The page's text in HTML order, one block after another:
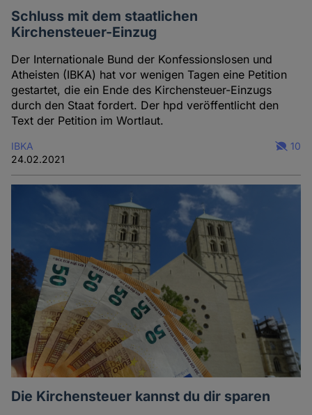
Schluss mit dem staatlichen
Kirchensteuer-Einzug
Der Internationale Bund der Konfessionslosen und
Atheisten (IBKA) hat vor wenigen Tagen eine Petition
gestartet, die ein Ende des Kirchensteuer-Einzugs
durch den Staat fordert. Der hpd veröffentlicht den
Text der Petition im Wortlaut.
IBKA
24.02.2021
10
Die Kirchensteuer kannst du dir sparen